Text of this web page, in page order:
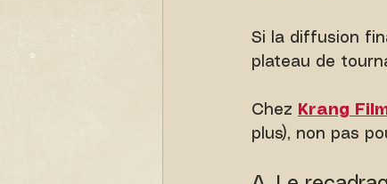
Si la diffusion
plateau de
Chez Krang
plus), non pas